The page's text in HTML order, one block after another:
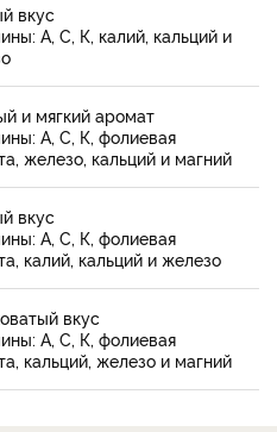
вкус
А, С, К, калий, кальций и
и мягкий аромат
А, С, К, фолиевая
железо, кальций и магний
вкус
А, С, К, фолиевая
калий, кальций и железо
вкус
А, С, К, фолиевая
кальций, железо и магний